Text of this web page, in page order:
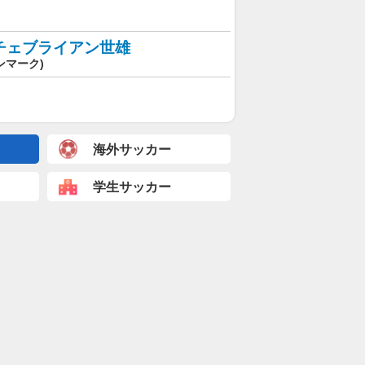
ェブライアン世雄
マーク)
海外サッカー
学生サッカー